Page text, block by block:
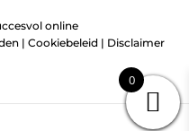
online
|Cookiebeleid | Disclaimer
0